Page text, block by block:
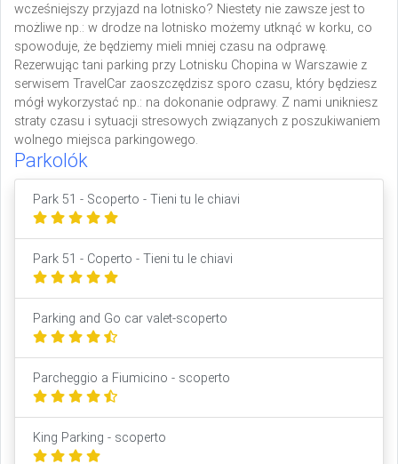
wcześniejszy przyjazd na lotnisko? Niestety nie zawsze jest to
możliwe np.: w drodze na lotnisko możemy utknąć w korku, co
spowoduje, że będziemy mieli mniej czasu na odprawę.
Rezerwując tani parking przy Lotnisku Chopina w Warszawie z
serwisem TravelCar zaoszczędzisz sporo czasu, który będziesz
mógł wykorzystać np.: na dokonanie odprawy. Z nami unikniesz
straty czasu i sytuacji stresowych związanych z poszukiwaniem
wolnego miejsca parkingowego.
Parkolók
Park 51 - Scoperto - Tieni tu le chiavi
Park 51 - Coperto - Tieni tu le chiavi
Parking and Go car valet-scoperto
Parcheggio a Fiumicino - scoperto
King Parking - scoperto